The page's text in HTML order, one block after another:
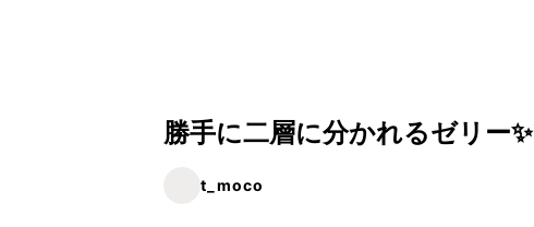
勝手に二層に分かれるゼリー✨
t_moco